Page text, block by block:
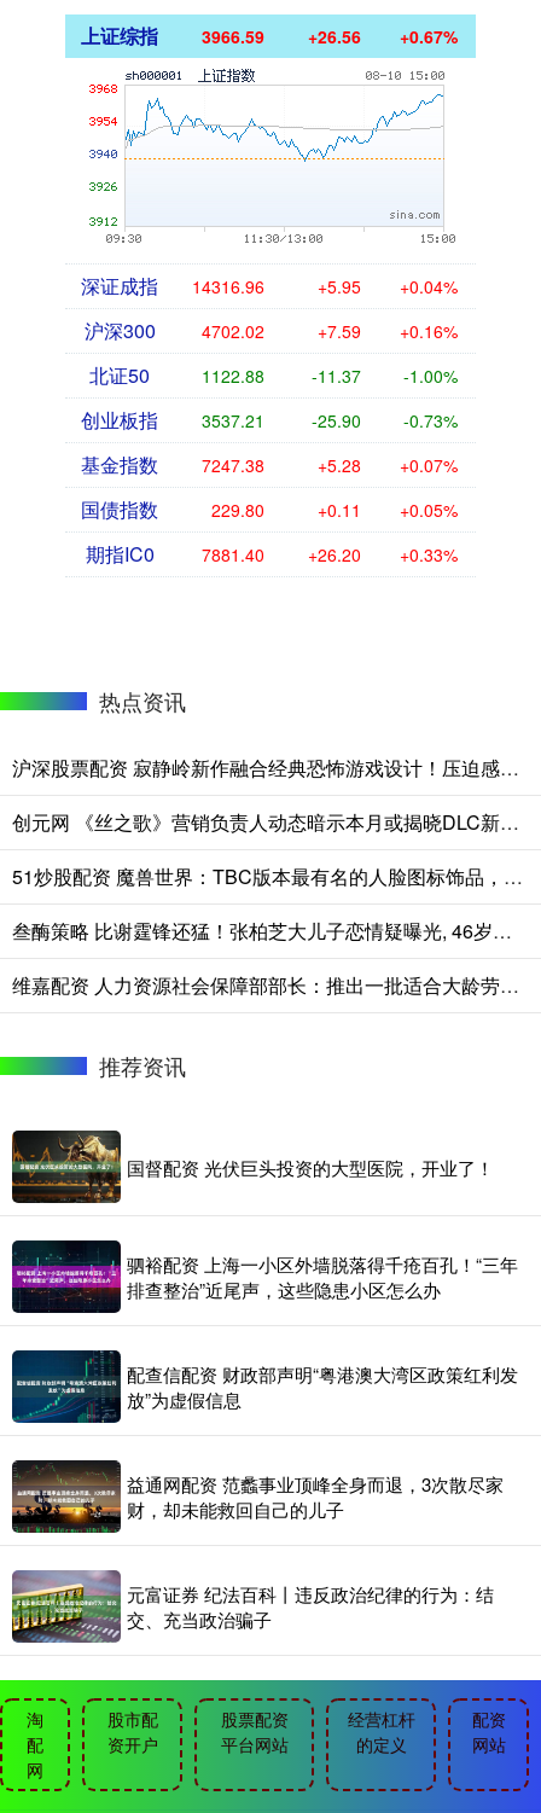
上证综指 3966.59 +26.56 +0.67%
深证成指 14316.96 +5.95 +0.04%
沪深300 4702.02 +7.59 +0.16%
北证50 1122.88 -11.37 -1.00%
创业板指 3537.21 -25.90 -0.73%
基金指数 7247.38 +5.28 +0.07%
国债指数 229.80 +0.11 +0.05%
期指IC0 7881.40 +26.20 +0.33%
热点资讯
沪深股票配资 寂静岭新作融合经典恐怖游戏设计！压迫感更进一步
创元网 《丝之歌》营销负责人动态暗示本月或揭晓DLC新情报
51炒股配资 魔兽世界：TBC版本最有名的人脸图标饰品，你最爱使用哪一款？
叁酶策略 比谢霆锋还猛！张柏芝大儿子恋情疑曝光, 46岁阿姨, 辣妹都不放过
维嘉配资 人力资源社会保障部部长：推出一批适合大龄劳动者的技能培训项目
推荐资讯
国督配资 光伏巨头投资的大型医院，开业了！
驷裕配资 上海一小区外墙脱落得千疮百孔！“三年
排查整治”近尾声，这些隐患小区怎么办
配查信配资 财政部声明“粤港澳大湾区政策红利发
放”为虚假信息
益通网配资 范蠡事业顶峰全身而退，3次散尽家
财，却未能救回自己的儿子
元富证券 纪法百科丨违反政治纪律的行为：结
交、充当政治骗子
淘
配
网
股市配
资开户
股票配资
平台网站
经营杠杆
的定义
配资
网站